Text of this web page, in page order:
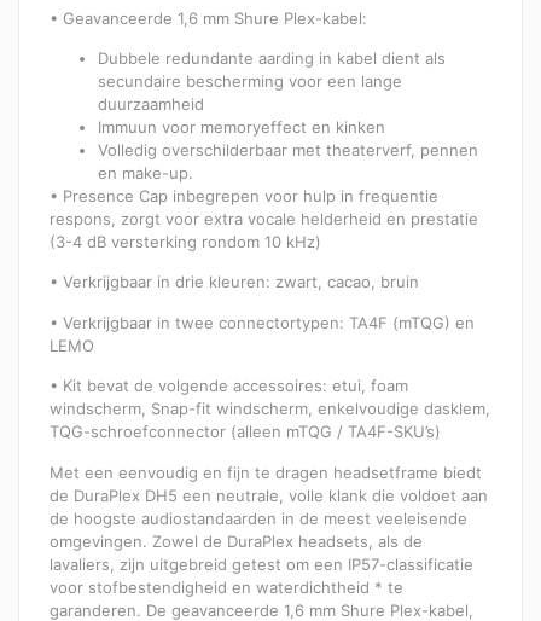
• Geavanceerde 1,6 mm Shure Plex-kabel:
Dubbele redundante aarding in kabel dient als
secundaire bescherming voor een lange
duurzaamheid
Immuun voor memoryeffect en kinken
Volledig overschilderbaar met theaterverf, pennen
en make-up.
• Presence Cap inbegrepen voor hulp in frequentie
respons, zorgt voor extra vocale helderheid en prestatie
(3-4 dB versterking rondom 10 kHz)
• Verkrijgbaar in drie kleuren: zwart, cacao, bruin
• Verkrijgbaar in twee connectortypen: TA4F (mTQG) en
LEMO
• Kit bevat de volgende accessoires: etui, foam
windscherm, Snap-fit windscherm, enkelvoudige dasklem,
TQG-schroefconnector (alleen mTQG / TA4F-SKU’s)
Met een eenvoudig en fijn te dragen headsetframe biedt
de DuraPlex DH5 een neutrale, volle klank die voldoet aan
de hoogste audiostandaarden in de meest veeleisende
omgevingen. Zowel de DuraPlex headsets, als de
lavaliers, zijn uitgebreid getest om een IP57-classificatie
voor stofbestendigheid en waterdichtheid * te
garanderen. De geavanceerde 1,6 mm Shure Plex-kabel,